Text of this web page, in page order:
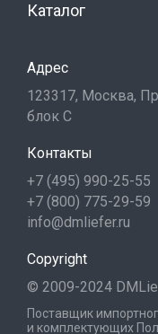
Каталог
Адрес
123317, Москва,
блок С
Контакты
+7 (495) 990-25-55
+7 (800) 775-29-59
info@dmliefer.ru
Copyright
© 2009-2024
Поставщик
и комплектующих